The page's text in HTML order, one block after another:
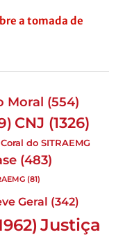
a tomada de
Moral (554)
CNJ (1326)
Coral do SITRAEMG
(483)
(81)
Geral (342)
Justiça